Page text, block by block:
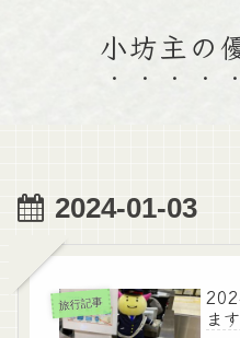
小坊主の
2024-01-03
旅行記事
ま